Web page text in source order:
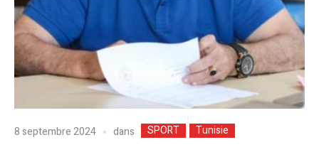
8 septembre 2024 dans SPORT Tunisie